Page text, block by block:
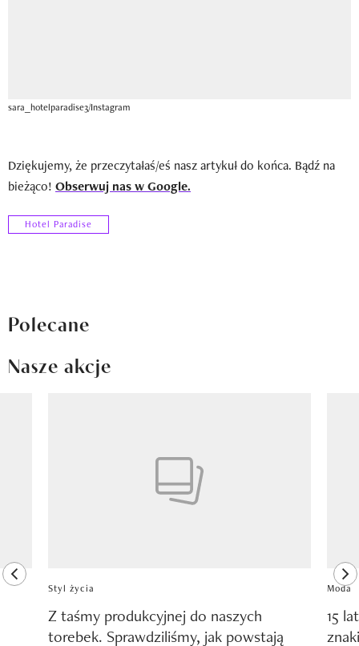
sara_hotelparadise3/Instagram
Dziękujemy, że przeczytałaś/eś nasz artykuł do końca. Bądź na
bieżąco! Obserwuj nas w Google.
Hotel Paradise
Polecane
Nasze akcje
previous element
Styl życia
Z taśmy produkcyjnej do naszych
torebek. Sprawdziliśmy, jak powstają
Moda
15